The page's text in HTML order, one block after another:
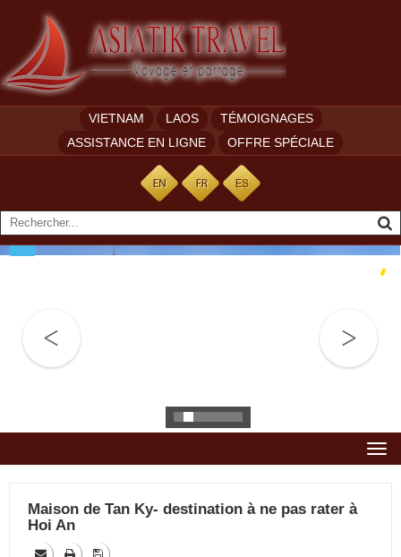
VIETNAM LAOS
TÉMOIGNAGES
ASSISTANCE EN LIGNE
OFFRE SPÉCIALE
Maison de Tan Ky- destination à ne pas rater à
Hoi An